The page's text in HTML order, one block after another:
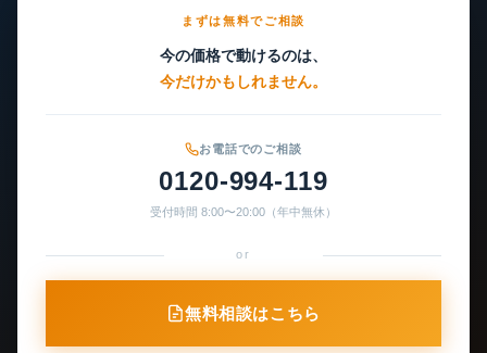
まずは無料でご相談
今の価格で動けるのは、
今だけかもしれません。
お電話でのご相談
0120-994-119
受付時間 8:00〜20:00（年中無休）
or
無料相談はこちら